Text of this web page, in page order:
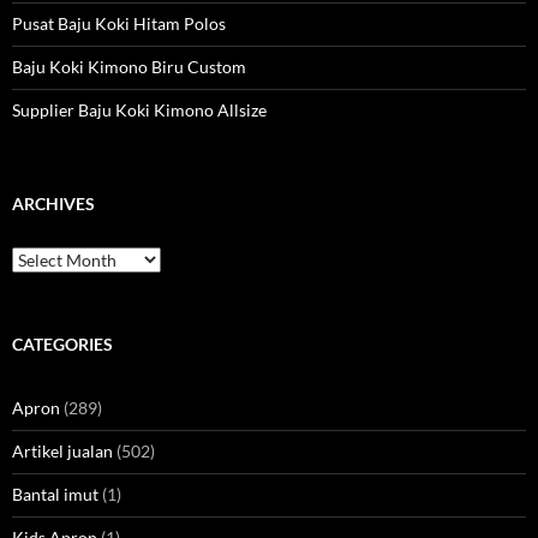
Pusat Baju Koki Hitam Polos
Baju Koki Kimono Biru Custom
Supplier Baju Koki Kimono Allsize
ARCHIVES
Archives
CATEGORIES
Apron (289)
Artikel jualan (502)
Bantal imut (1)